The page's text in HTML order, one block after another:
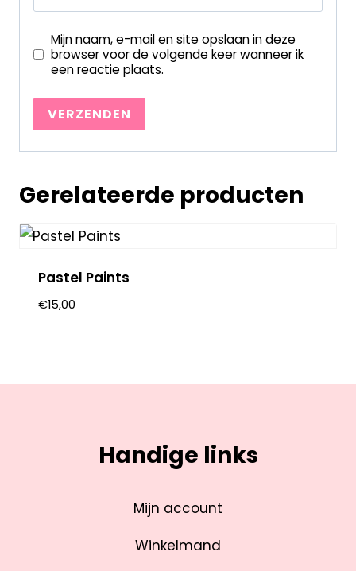
Mijn naam, e-mail en site opslaan in deze
browser voor de volgende keer wanneer ik
een reactie plaats.
Gerelateerde producten
Pastel Paints
€15,00
Handige links
Mijn account
Winkelmand